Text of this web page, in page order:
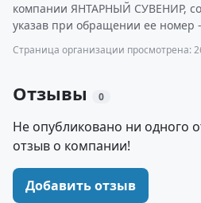
компании ЯНТАРНЫЙ СУВЕНИР,
указав при обращении ее номер
Страница организации просмотрена:
Отзывы 0
Не опубликовано ни одного
отзыв о компании!
Добавить отзыв